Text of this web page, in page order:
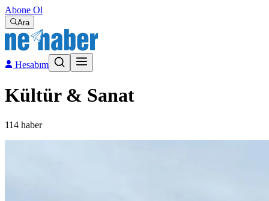
Abone Ol
Ara
Hesabım
Kültür & Sanat
114 haber